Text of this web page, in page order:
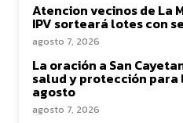
Atencion vecinos de La
IPV sorteará lotes con
agosto 7, 2026
La oración a San
salud y protección para
agosto
agosto 7, 2026